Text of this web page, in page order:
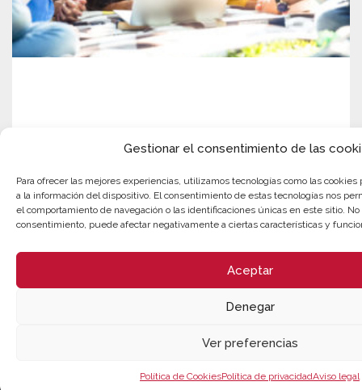
Gestionar el consentimiento de las
Para ofrecer las mejores experiencias, utilizamos tecnologías como las cookies
a la información del dispositivo. El consentimiento de estas tecnologías nos
el comportamiento de navegación o las identificaciones únicas en este sitio.
consentimiento, puede afectar negativamente a ciertas características y
Aceptar
Denegar
Ver preferencias
Política de CookiesPolítica de privacidadAviso legal
Perfil del contratante